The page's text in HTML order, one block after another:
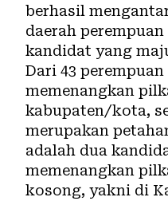
berhasil
daerah
kandidat yang
Dari 43
memenangkan
kabupaten/kota,
merupakan
adalah dua
memenangkan
kosong, yakni di